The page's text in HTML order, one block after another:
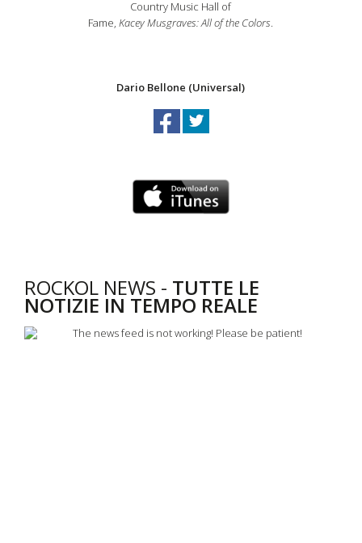
Country Music Hall of
Fame,KaceyMusgraves: All of the Colors.
Dario Bellone (Universal)
ROCKOL NEWS - TUTTE LE
NOTIZIE IN TEMPO REALE